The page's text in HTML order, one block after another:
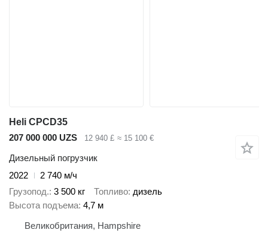
Heli CPCD35
207 000 000 UZS
12 940 £ ≈ 15 100 €
Дизельный погрузчик
2022
2 740 м/ч
Грузопод. 3 500 кг Топливо дизель
Высота подъема 4,7 м
Великобритания, Hampshire